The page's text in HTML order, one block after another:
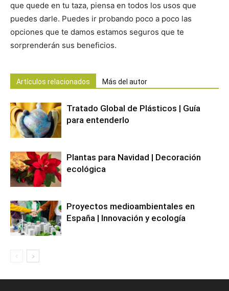
que quede en tu taza, piensa en todos los usos que
puedes darle. Puedes ir probando poco a poco las
opciones que te damos estamos seguros que te
sorprenderán sus beneficios.
Artículos relacionados Más del autor
Tratado Global de Plásticos | Guía
para entenderlo
Plantas para Navidad | Decoración
ecológica
Proyectos medioambientales en
España | Innovación y ecología